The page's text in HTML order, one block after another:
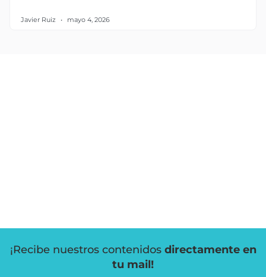
Javier Ruiz mayo 4, 2026
¡Recibe nuestros contenidos directamente en
tu mail!